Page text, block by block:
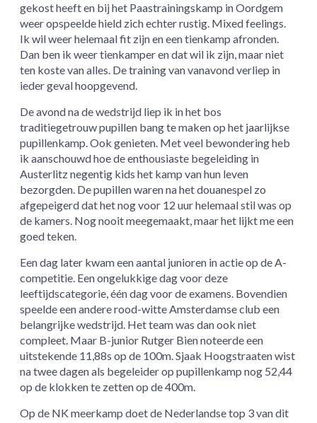
gekost heeft en bij het Paastrainingskamp in Oordgem
weer opspeelde hield zich echter rustig. Mixed feelings.
Ik wil weer helemaal fit zijn en een tienkamp afronden.
Dan ben ik weer tienkamper en dat wil ik zijn, maar niet
ten koste van alles. De training van vanavond verliep in
ieder geval hoopgevend.
De avond na de wedstrijd liep ik in het bos
traditiegetrouw pupillen bang te maken op het jaarlijkse
pupillenkamp. Ook genieten. Met veel bewondering heb
ik aanschouwd hoe de enthousiaste begeleiding in
Austerlitz negentig kids het kamp van hun leven
bezorgden. De pupillen waren na het douanespel zo
afgepeigerd dat het nog voor 12 uur helemaal stil was op
de kamers. Nog nooit meegemaakt, maar het lijkt me een
goed teken.
Een dag later kwam een aantal junioren in actie op de A-
competitie. Een ongelukkige dag voor deze
leeftijdscategorie, één dag voor de examens. Bovendien
speelde een andere rood-witte Amsterdamse club een
belangrijke wedstrijd. Het team was dan ook niet
compleet. Maar B-junior Rutger Bien noteerde een
uitstekende 11,88s op de 100m. Sjaak Hoogstraaten wist
na twee dagen als begeleider op pupillenkamp nog 52,44
op de klokken te zetten op de 400m.
Op de NK meerkamp doet de Nederlandse top 3 van dit